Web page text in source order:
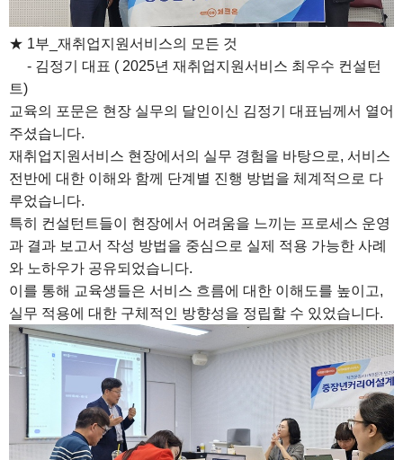
★ 1부_재취업지원서비스의 모든 것
- 김정기 대표 ( 2025년 재취업지원서비스 최우수 컨설턴
트)
교육의 포문은 현장 실무의 달인이신 김정기 대표님께서 열어
주셨습니다.
재취업지원서비스 현장에서의 실무 경험을 바탕으로, 서비스
전반에 대한 이해와 함께 단계별 진행 방법을 체계적으로 다
루었습니다.
특히 컨설턴트들이 현장에서 어려움을 느끼는 프로세스 운영
과 결과 보고서 작성 방법을 중심으로 실제 적용 가능한 사례
와 노하우가 공유되었습니다.
이를 통해 교육생들은 서비스 흐름에 대한 이해도를 높이고,
실무 적용에 대한 구체적인 방향성을 정립할 수 있었습니다.